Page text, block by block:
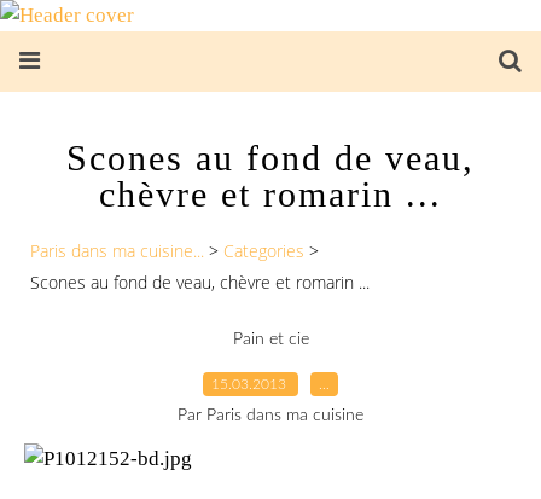
Scones au fond de veau,
chèvre et romarin ...
Paris dans ma cuisine... > Categories >
Scones au fond de veau, chèvre et romarin ...
Pain et cie
15.03.2013
Par Paris dans ma cuisine